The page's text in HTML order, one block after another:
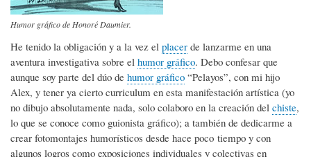
Humor gráfico de Honoré Daumier.
He tenido la obligación y a la vez el placer de lanzarme en una
aventura investigativa sobre el humor gráfico. Debo confesar que
aunque soy parte del dúo de humor gráfico “Pelayos”, con mi hijo
Alex, y tener ya cierto curriculum en esta manifestación artística (yo
no dibujo absolutamente nada, solo colaboro en la creación del chiste,
lo que se conoce como guionista gráfico); a también de dedicarme a
crear fotomontajes humorísticos desde hace poco tiempo y con
algunos logros como exposiciones individuales y colectivas en